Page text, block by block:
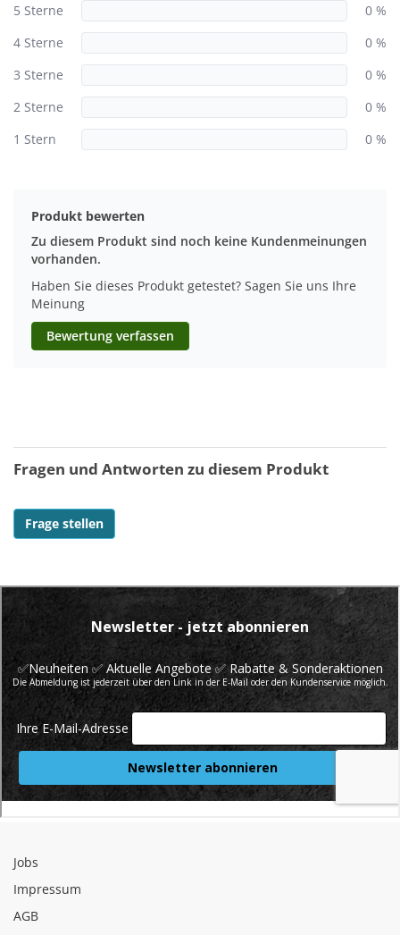
5 Sterne
0 %
4 Sterne
0 %
3 Sterne
0 %
2 Sterne
0 %
1 Stern
0 %
Produkt bewerten
Zu diesem Produkt sind noch keine Kundenmeinungen
vorhanden.
Haben Sie dieses Produkt getestet? Sagen Sie uns Ihre
Meinung
Bewertung verfassen
Fragen und Antworten zu diesem Produkt
Frage stellen
Jobs
Impressum
AGB